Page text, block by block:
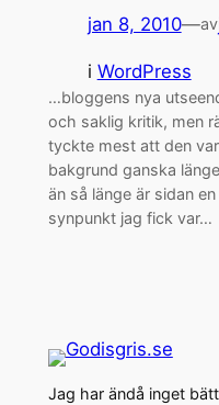
jan 8, 2010—av
i WordPress
…bloggens nya
och saklig kritik, men
tyckte mest att den
bakgrund ganska
än så länge är sidan
synpunkt jag fick var…
Jag har ändå inget